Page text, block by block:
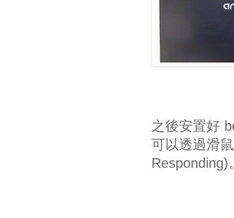
之後安置好
可以透過滑
Responding)